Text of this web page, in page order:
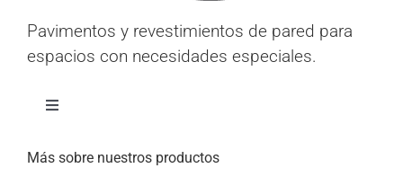
Pavimentos y revestimientos de pared para
espacios con necesidades especiales.
navegación